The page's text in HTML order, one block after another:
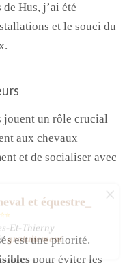
Et-Thierny
gratuitement
Hus, j’ai été
et le souci du
jouent un rôle crucial
aux chevaux
et de socialiser avec
est une priorité.
pour éviter les